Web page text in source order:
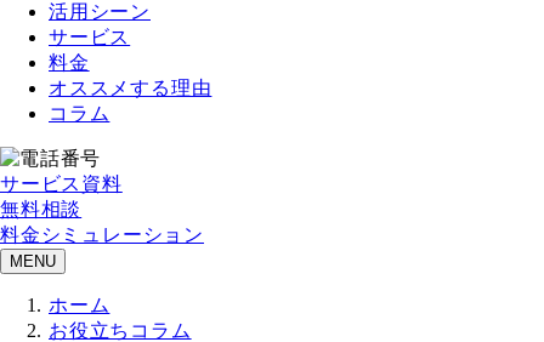
活用シーン
サービス
料金
オススメする理由
コラム
サービス資料
無料相談
料金シミュレーション
MENU
ホーム
お役立ちコラム